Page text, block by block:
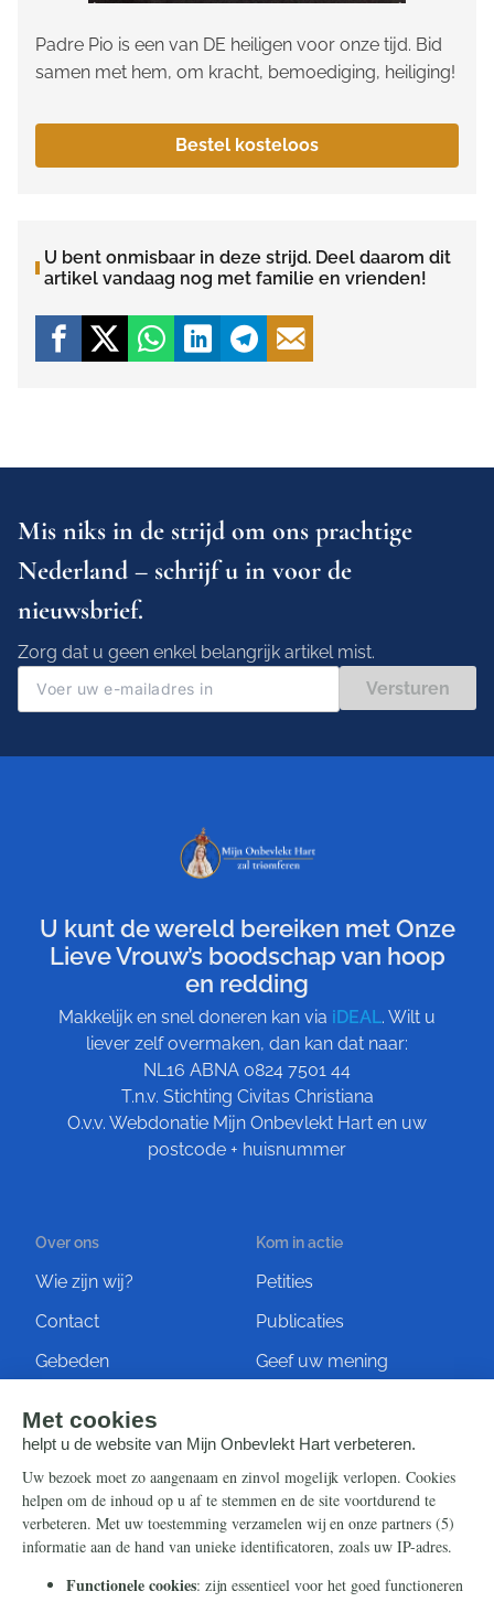
Padre Pio is een van DE heiligen voor onze tijd. Bid
samen met hem, om kracht, bemoediging, heiliging!
Bestel kosteloos
U bent onmisbaar in deze strijd. Deel daarom dit
artikel vandaag nog met familie en vrienden!
Mis niks in de strijd om ons prachtige
Nederland – schrijf u in voor de
nieuwsbrief.
Zorg dat u geen enkel belangrijk artikel mist.
Versturen
U kunt de wereld bereiken met Onze
Lieve Vrouw’s boodschap van hoop
en redding
Makkelijk en snel doneren kan via iDEAL. Wilt u
liever zelf overmaken, dan kan dat naar:
NL16 ABNA 0824 7501 44
T.n.v. Stichting Civitas Christiana
O.v.v. Webdonatie Mijn Onbevlekt Hart en uw
postcode + huisnummer
Over ons
Wie zijn wij?
Contact
Gebeden
Kom in actie
Petities
Publicaties
Geef uw mening
Steun ons
Nieuwsbrief
Eenmalig
Maandelijks
Info
Contact
Ontvang onze Telegram-
berichten